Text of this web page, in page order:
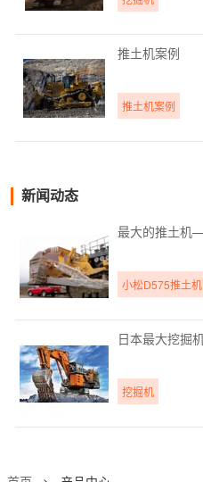
推土机案例
推土机案例
新闻动态
最大的推土机
小松D575推土机
日本最大挖掘
挖掘机